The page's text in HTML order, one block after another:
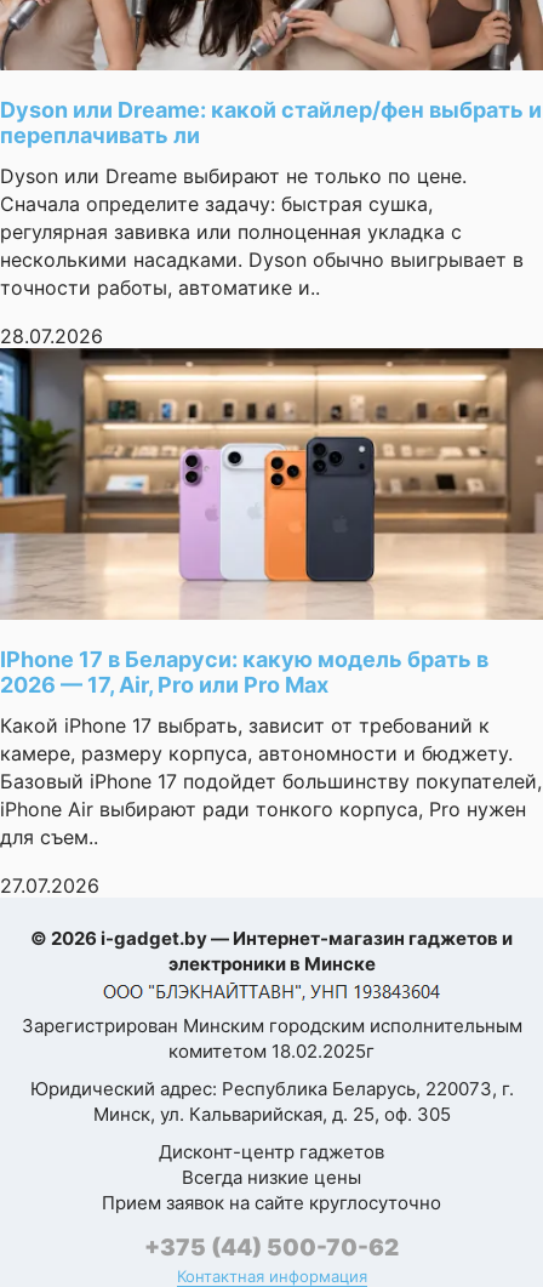
Dyson или Dreame: какой стайлер/фен выбрать и
переплачивать ли
Dyson или Dreame выбирают не только по цене.
Сначала определите задачу: быстрая сушка,
регулярная завивка или полноценная укладка с
несколькими насадками. Dyson обычно выигрывает в
точности работы, автоматике и..
28.07.2026
IPhone 17 в Беларуси: какую модель брать в
2026 — 17, Air, Pro или Pro Max
Какой iPhone 17 выбрать, зависит от требований к
камере, размеру корпуса, автономности и бюджету.
Базовый iPhone 17 подойдет большинству покупателей,
iPhone Air выбирают ради тонкого корпуса, Pro нужен
для съем..
27.07.2026
© 2026 i-gadget.by — Интернет-магазин гаджетов и
электроники в Минске
Зарегистрирован Минским городским исполнительным
комитетом 18.02.2025г
Юридический адрес: Республика Беларусь, 220073, г.
Минск, ул. Кальварийская, д. 25, оф. 305
Дисконт-центр гаджетов
Всегда низкие цены
Прием заявок на сайте круглосуточно
+375 (44) 500-70-62
Контактная информация